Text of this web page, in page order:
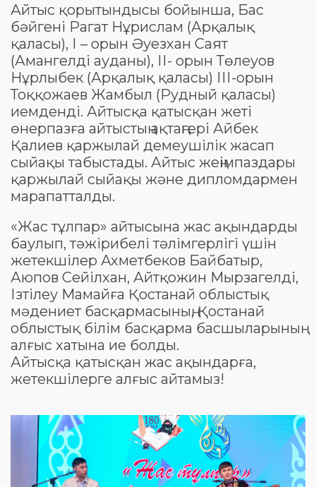
Айтыс қорытындысы бойынша, Бас
бәйгені Рагат Нұрислам (Арқалық
қаласы), І – орын Әуезхан Саят
(Амангелді ауданы), ІІ- орын Төлеуов
Нұрлыбек (Арқалық қаласы) ІІІ-орын
Тоққожаев Жамбыл (Рудный қаласы)
иемденді. Айтысқа қатысқан жеті
өнерпазға айтыстың ақтаңгері Айбек
Қалиев қаржылай демеушілік жасап
сыйақы табыстады. Айтыс жеңімпаздары
қаржылай сыйақы және дипломдармен
марапатталды.
«Жас тұлпар» айтысына жас ақындарды
баулып, тәжірибелі тәлімгерлігі үшін
жетекшілер Ахметбеков Байбатыр,
Аюпов Сейілхан, Айтқожин Мырзагелді,
Ізтілеу Мамайға Қостанай облыстық
мәдениет басқармасының, Қостанай
облыстық білім басқарма басшыларының
алғыс хатына ие болды.
Айтысқа қатысқан жас ақындарға,
жетекшілерге алғыс айтамыз!